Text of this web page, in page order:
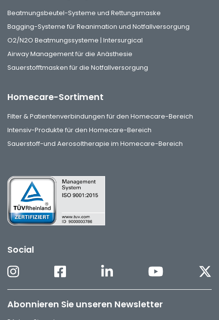
Beatmungsbeutel-Systeme und Rettungsmaske
Bagging-Systeme für Reanimation und Notfallversorgung
O2/N2O Beatmungssysteme | Intersurgical
Airway Management für die Anästhesie
Sauerstofftmasken für die Notfallversorgung
Homecare-Sortiment
Filter & Patientenverbindungen für den Homecare-Bereich
Intensiv-Produkte für den Homecare-Bereich
Sauerstoff-und Aerosoltherapie im Homecare-Bereich
Social
Abonnieren Sie unseren Newsletter